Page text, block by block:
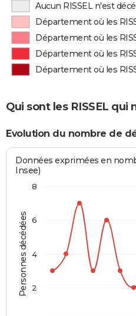
Aucun RISSEL n'est
Département où les
Département où les
Département où les
Département où les
Qui sont les RISSEL qui
Evolution du nombre de
Personnes décédées
Données exprimées en
Insee)
2
4
6
8